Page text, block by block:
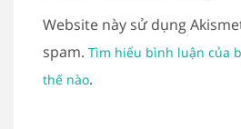
Website này sử dụng
spam. Tìm hiểu bình luận của
thế nào.